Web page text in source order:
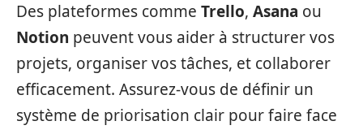
Des plateformes comme Trello, Asana ou
Notion peuvent vous aider à structurer vos
projets, organiser vos tâches, et collaborer
efficacement. Assurez-vous de définir un
système de priorisation clair pour faire face